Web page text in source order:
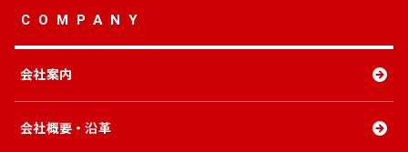
COMPANY
会社案内
会社概要・沿革